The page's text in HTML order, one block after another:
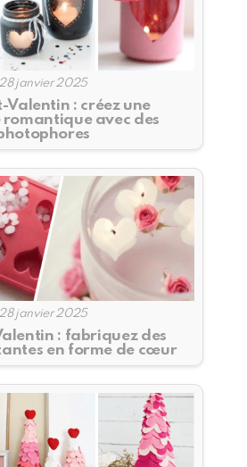
28 janvier 2025
Valentin : créez une
avec des
28 janvier 2025
: fabriquez des
en forme de cœur